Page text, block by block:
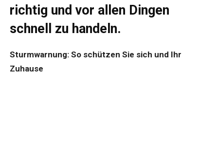
richtig und vor allen Dingen
schnell zu handeln.
Sturmwarnung: So schützen Sie sich und Ihr
Zuhause